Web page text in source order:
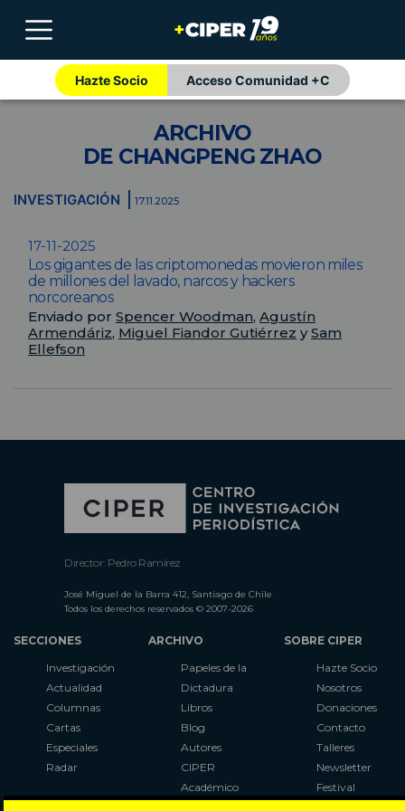
Hazte Socio Acceso Comunidad +C
ARCHIVO
DE CHANGPENG ZHAO
INVESTIGACIÓN 17.11.2025
17-11-2025
Los gigantes de las criptomonedas movieron miles
de millones del lavado, narcos y hackers
norcoreanos
Enviado por Spencer Woodman, Agustín
Armendáriz, Miguel Fiandor Gutiérrez ySam
Ellefson
Director: Pedro Ramírez
José Miguel de la Barra 412, Santiago de Chile
Todos los derechos reservados © 2007-2026
SECCIONES
Investigación
Actualidad
Columnas
Cartas
Especiales
Radar
ARCHIVO
Papeles de la
Dictadura
Libros
Blog
Autores
CIPER
Académico
SOBRE CIPER
Hazte Socio
Nosotros
Donaciones
Contacto
Talleres
Newsletter
Festival